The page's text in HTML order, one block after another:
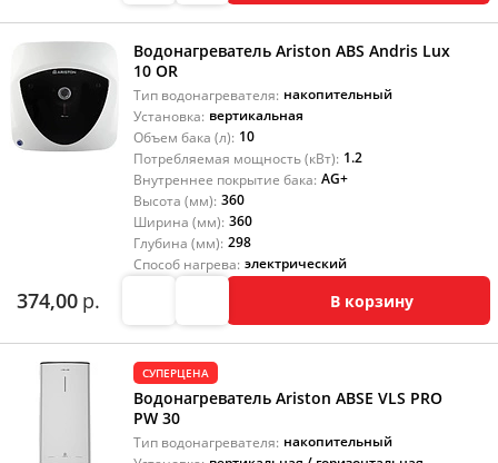
Водонагреватель Ariston ABS Andris Lux
10 OR
Тип водонагревателя: накопительный
Установка: вертикальная
Объем бака (л): 10
Потребляемая мощность (кВт): 1.2
Внутреннее покрытие бака: AG+
Высота (мм): 360
Ширина (мм): 360
Глубина (мм): 298
Способ нагрева: электрический
374,00 р. В корзину
СУПЕРЦЕНА
Водонагреватель Ariston ABSE VLS PRO
PW 30
Тип водонагревателя: накопительный